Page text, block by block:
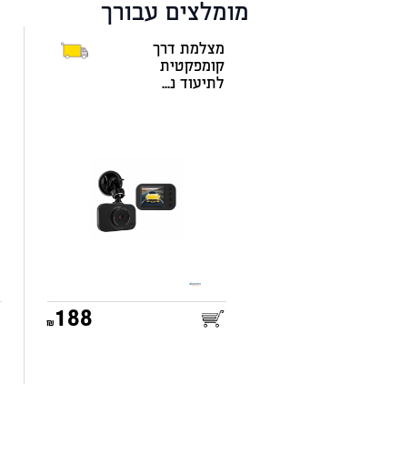
מומלצים עבורך
מצלמת דרך
קומפקטית
לתיעוד נ...
188